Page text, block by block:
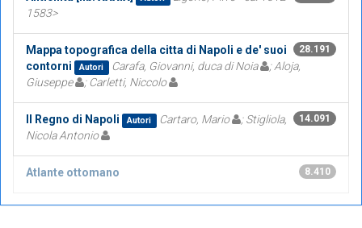
1583>
28.191
Mappa topografica della citta di Napoli e de' suoi
contorni
Autori Carafa, Giovanni, duca di Noia
; Aloja,
Giuseppe
; Carletti, Niccolo
14.091
Il Regno di Napoli Autori Cartaro, Mario
; Stigliola,
Nicola Antonio
8.410
Atlante ottomano